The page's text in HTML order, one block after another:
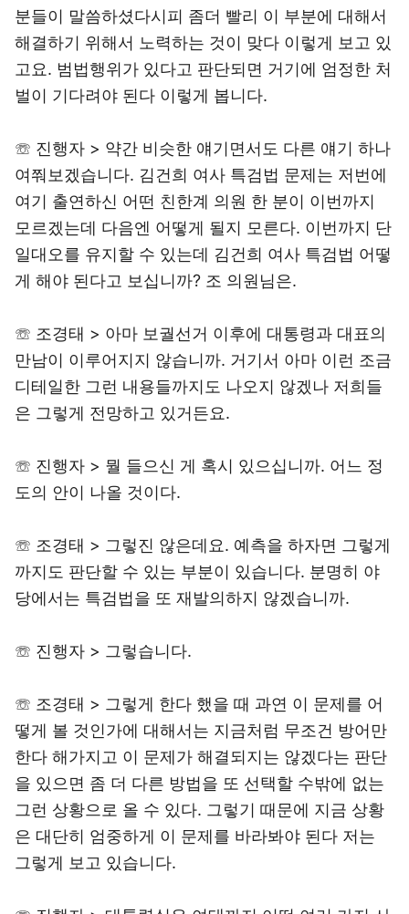
분들이 말씀하셨다시피 좀더 빨리 이 부분에 대해서
해결하기 위해서 노력하는 것이 맞다 이렇게 보고 있
고요. 범법행위가 있다고 판단되면 거기에 엄정한 처
벌이 기다려야 된다 이렇게 봅니다.
☏ 진행자 > 약간 비슷한 얘기면서도 다른 얘기 하나
여쭤보겠습니다. 김건희 여사 특검법 문제는 저번에
여기 출연하신 어떤 친한계 의원 한 분이 이번까지
모르겠는데 다음엔 어떻게 될지 모른다. 이번까지 단
일대오를 유지할 수 있는데 김건희 여사 특검법 어떻
게 해야 된다고 보십니까? 조 의원님은.
☏ 조경태 > 아마 보궐선거 이후에 대통령과 대표의
만남이 이루어지지 않습니까. 거기서 아마 이런 조금
디테일한 그런 내용들까지도 나오지 않겠나 저희들
은 그렇게 전망하고 있거든요.
☏ 진행자 > 뭘 들으신 게 혹시 있으십니까. 어느 정
도의 안이 나올 것이다.
☏ 조경태 > 그렇진 않은데요. 예측을 하자면 그렇게
까지도 판단할 수 있는 부분이 있습니다. 분명히 야
당에서는 특검법을 또 재발의하지 않겠습니까.
☏ 진행자 > 그렇습니다.
☏ 조경태 > 그렇게 한다 했을 때 과연 이 문제를 어
떻게 볼 것인가에 대해서는 지금처럼 무조건 방어만
한다 해가지고 이 문제가 해결되지는 않겠다는 판단
을 있으면 좀 더 다른 방법을 또 선택할 수밖에 없는
그런 상황으로 올 수 있다. 그렇기 때문에 지금 상황
은 대단히 엄중하게 이 문제를 바라봐야 된다 저는
그렇게 보고 있습니다.